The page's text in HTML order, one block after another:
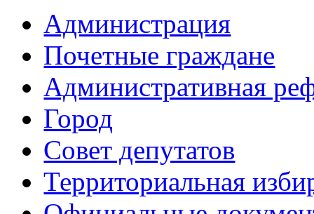
Администрация
Почетные граждане
Административная
Город
Совет депутатов
Территориальная